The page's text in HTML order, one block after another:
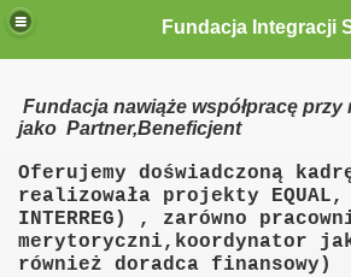
Fundacja nawiąże współpracę
jako Partner,Beneficjent
Oferujemy doświadczoną
realizowała projekty EQUAL,
INTERREG) , zarówno
merytoryczni,koordynator
również doradca finansowy)